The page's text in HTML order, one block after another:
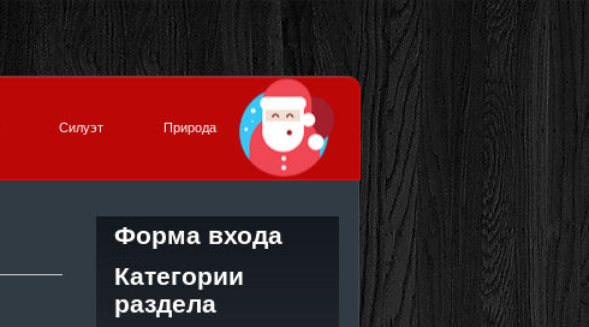
Силуэт Природа
Форма входа
Категории
раздела